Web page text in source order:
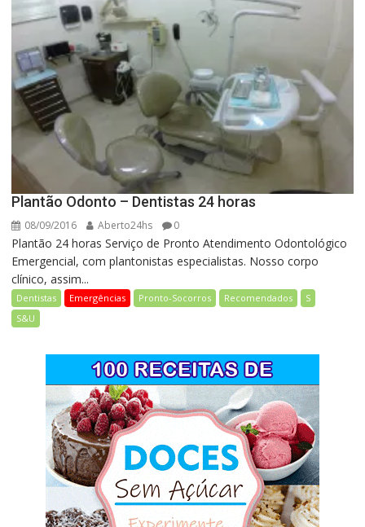
Plantão Odonto – Dentistas 24 horas
08/09/2016 Aberto24hs 0
Plantão 24 horas Serviço de Pronto Atendimento Odontológico
Emergencial, com plantonistas especialistas. Nosso corpo
clínico, assim...
Dentistas Emergências Pronto-Socorros Recomendados
S
S&U